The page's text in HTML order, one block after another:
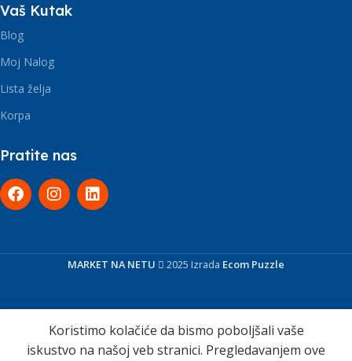
Vaš Kutak
Blog
Moj Nalog
Lista želja
Korpa
Pratite nas
MARKET NA NETU 2025 Izrada Ecom Puzzle
Koristimo kolačiće da bismo poboljšali vaše
iskustvo na našoj veb stranici. Pregledavanjem ove
Slušalice